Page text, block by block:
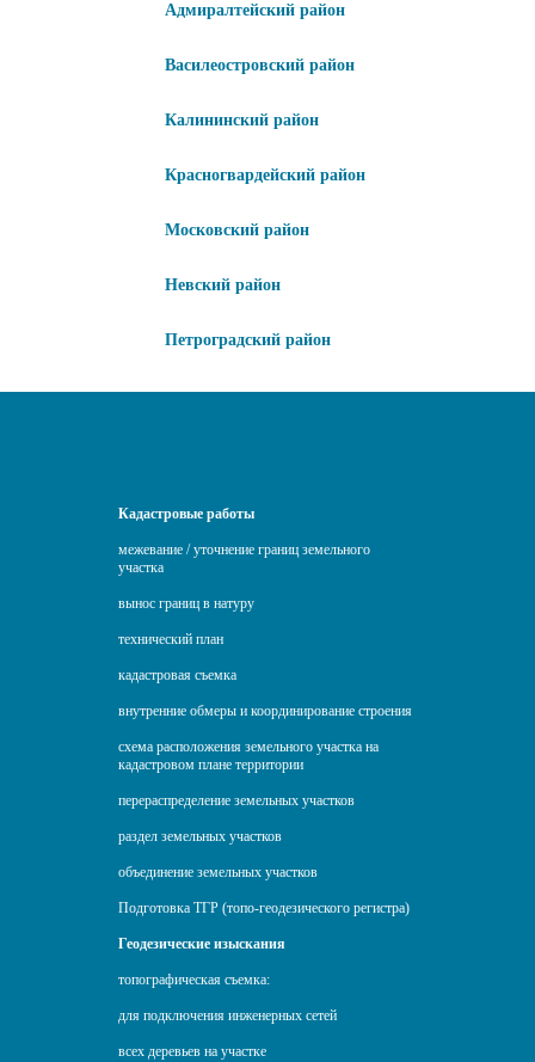
Адмиралтейский район
Василеостровский район
Калининский район
Красногвардейский район
Московский район
Невский район
Петроградский район
Кадастровые работы
межевание / уточнение границ земельного
участка
вынос границ в натуру
технический план
кадастровая съемка
внутренние обмеры и координирование строения
схема расположения земельного участка на
кадастровом плане территории
перераспределение земельных участков
раздел земельных участков
объединение земельных участков
Подготовка ТГР (топо-геодезического регистра)
Геодезические изыскания
топографическая съемка:
для подключения инженерных сетей
всех деревьев на участке